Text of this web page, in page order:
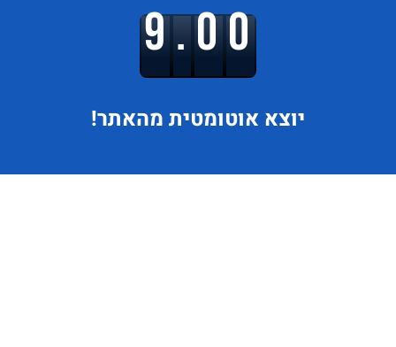
9.00
יוצא אוטומטית מהאתר!